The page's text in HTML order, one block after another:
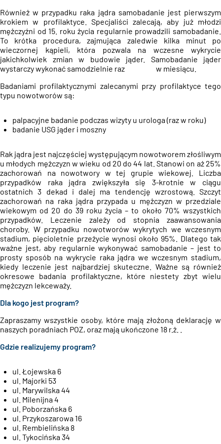
Również w przypadku raka jądra samobadanie jest pierwszym
krokiem w profilaktyce. Specjaliści zalecają, aby już młodzi
mężczyźni od 15. roku życia regularnie prowadzili samobadanie.
To krótka procedura, zajmująca zaledwie kilka minut po
wieczornej kąpieli, która pozwala na wczesne wykrycie
jakichkolwiek zmian w budowie jąder. Samobadanie jąder
wystarczy wykonać samodzielnie raz w miesiącu.
Badaniami profilaktycznymi zalecanymi przy profilaktyce tego
typu nowotworów są:
palpacyjne badanie podczas wizyty u urologa (raz w roku)
badanie USG jąder i moszny
Rak jądra jest najczęściej występującym nowotworem złośliwym
u młodych mężczyzn w wieku od 20 do 44 lat. Stanowi on aż 25%
zachorowań na nowotwory w tej grupie wiekowej. Liczba
przypadków raka jądra zwiększyła się 3-krotnie w ciągu
ostatnich 3 dekad i dalej ma tendencję wzrostową. Szczyt
zachorowań na raka jądra przypada u mężczyzn w przedziale
wiekowym od 20 do 39 roku życia – to około 70% wszystkich
przypadków. Leczenie zależy od stopnia zaawansowania
choroby. W przypadku nowotworów wykrytych we wczesnym
stadium, pięcioletnie przeżycie wynosi około 95%. Dlatego tak
ważne jest, aby regularnie wykonywać samobadanie – jest to
prosty sposób na wykrycie raka jądra we wczesnym stadium,
kiedy leczenie jest najbardziej skuteczne. Ważne są również
okresowe badania profilaktyczne, które niestety zbyt wielu
mężczyzn lekceważy.
Dla kogo jest program?
Zapraszamy wszystkie osoby, które mają złożoną deklarację w
naszych poradniach POZ, oraz mają ukończone 18 r.ż. .
Gdzie realizujemy program?
ul. Łojewska 6
ul. Majorki 53
ul. Marywilska 44
ul. Milenijna 4
ul. Poborzańska 6
ul. Przykoszarowa 16
ul. Rembielińska 8
ul. Tykocińska 34